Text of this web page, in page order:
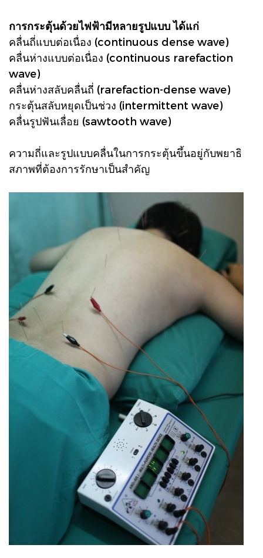
การกระตุ้นด้วยไฟฟ้ามีหลายรูปแบบ ได้แก่
คลื่นถี่แบบต่อเนื่อง (continuous dense wave)
คลื่นห่างแบบต่อเนื่อง (continuous rarefaction
wave)
คลื่นห่างสลับคลื่นถี่ (rarefaction-dense wave)
กระตุ้นสลับหยุดเป็นช่วง (intermittent wave)
คลื่นรูปฟันเลื่อย (sawtooth wave)
ความถี่และรูปแบบคลื่นในการกระตุ้นขึ้นอยู่กับพยาธิ
สภาพที่ต้องการรักษาเป็นสำคัญ